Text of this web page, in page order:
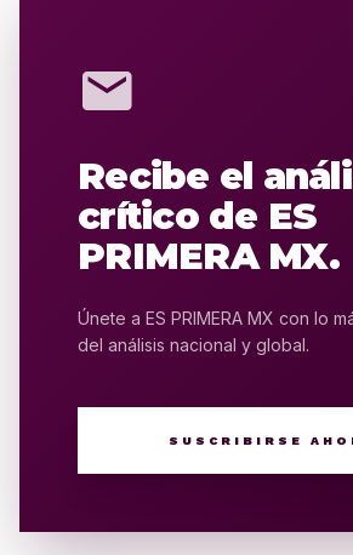
mail
Recibe el
crítico de ES
PRIMERA MX.
Únete a ES PRIMERA MX con lo
del análisis nacional y global.
SUSCRIBIRSE